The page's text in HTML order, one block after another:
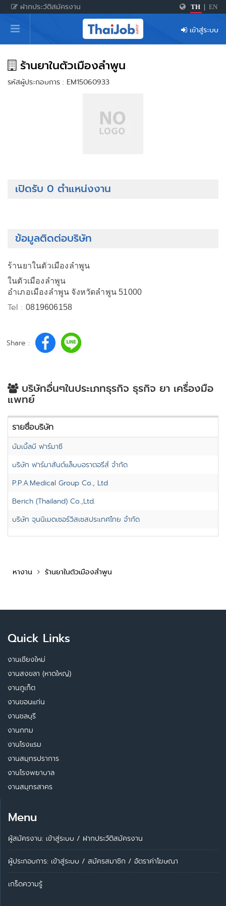
ฝากประวัติสมัครงาน TH EN
หน้าหลัก
ผู้สมัครงาน: เข้าสู่ระบบ
ฝากประวัติสมัครงาน
เกร็ดความรู้
เข้าสู่ระบบ
ร้านยาในตัวเมืองลำพูน
รหัสผู้ประกอบการ : EM15060933
เปิดรับ 0 ตำแหน่งงาน
ข้อมูลติดต่อบริษัท
ร้านยาในตัวเมืองลำพูน
ในตัวเมืองลำพูน
อำเภอเมืองลำพูน จังหวัดลำพูน 51000
Tel :0819606158
Share :
บริษัทอื่นๆในประเภทธุรกิจ ธุรกิจ ยา เครื่องมือ
แพทย์
รายชื่อบริษัท
บัมเบิ้ลบี ฟาร์มาซี
บริษัท ฟาร์มาสันต์แล็บบอราตอรี่ส์ จำกัด
P.P.A.Medical Group Co., Ltd
Berich (Thailand) Co.,Ltd.
บริษัท จุนนิเมดเซอร์วิสเซสประเทศไทย จำกัด
หางาน ร้านยาในตัวเมืองลำพูน
Quick Links
งานเชียงใหม่
งานสงขลา (หาดใหญ่)
งานภูเก็ต
งานขอนแก่น
งานชลบุรี
งานกทม
งานโรงแรม
งานสมุทรปราการ
งานโรงพยาบาล
งานสมุทรสาคร
Menu
ผู้สมัครงาน: เข้าสู่ระบบ / ฝากประวัติสมัครงาน
ผู้ประกอบการ: เข้าสู่ระบบ / สมัครสมาชิก / อัตราค่าโฆษณา
เกร็ดความรู้